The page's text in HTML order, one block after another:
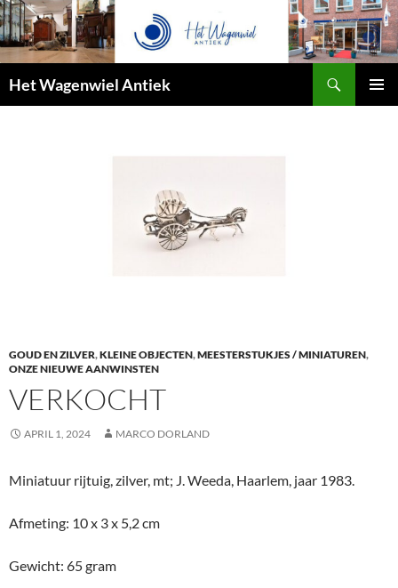
Het Wagenwiel Antiek
GOUD EN ZILVER,KLEINE OBJECTEN,MEESTERSTUKJES / MINIATUREN,
ONZE NIEUWE AANWINSTEN
VERKOCHT
APRIL 1, 2024 MARCO DORLAND
Miniatuur rijtuig, zilver, mt; J. Weeda, Haarlem, jaar 1983.
Afmeting: 10 x 3 x 5,2 cm
Gewicht: 65 gram